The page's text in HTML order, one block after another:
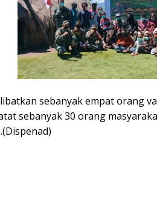
sebanyak empat orang
sebanyak 30 orang